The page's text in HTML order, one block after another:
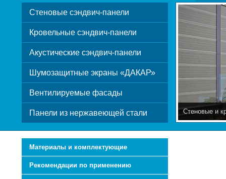
Стеновые сэндвич-панели
Кровельные сэндвич-панели
Акустические сэндвич-панели
Шумозащитные экраны «ДАКАР»
Вентилируемые фасады
Панели из нержавеющей стали Стеновые и
Материалы и комплектующие
Рекомендации по применению